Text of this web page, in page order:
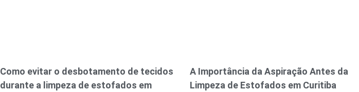
Como evitar o desbotamento de tecidos
durante a limpeza de estofados em
A Importância da Aspiração Antes da
Limpeza de Estofados em Curitiba